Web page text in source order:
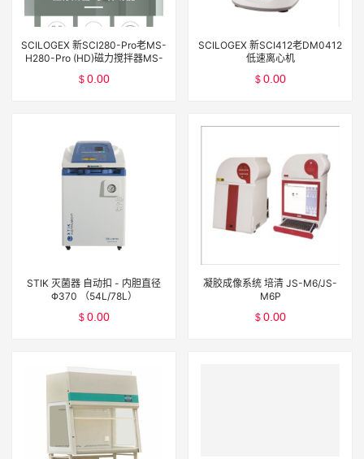
SCILOGEX 新SCI280-Pro老MS-
H280-Pro (HD)磁力搅拌器MS-
$ 0.00
SCILOGEX 新SCI412老DM0412
低速离心机
$ 0.00
STIK 灭菌器 自动扣 - 内胆直径
Φ370 （54L/78L）
$ 0.00
凝胶成像系统 培清 JS-M6/JS-
M6P
$ 0.00